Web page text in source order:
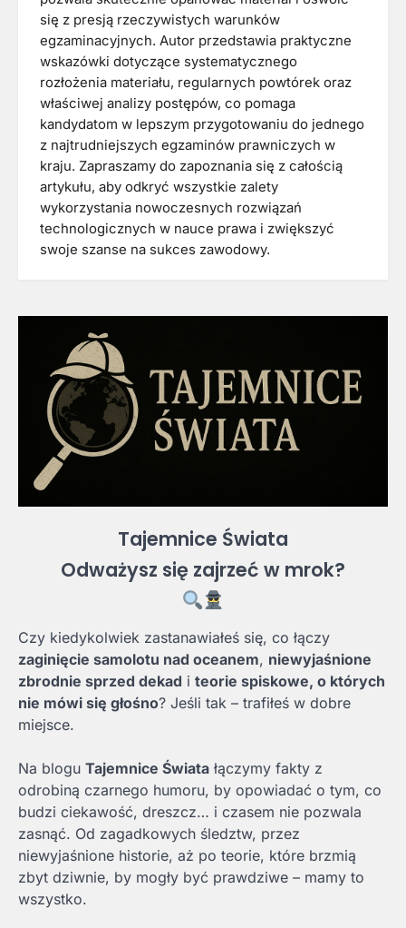
się z presją rzeczywistych warunków
egzaminacyjnych. Autor przedstawia praktyczne
wskazówki dotyczące systematycznego
rozłożenia materiału, regularnych powtórek oraz
właściwej analizy postępów, co pomaga
kandydatom w lepszym przygotowaniu do jednego
z najtrudniejszych egzaminów prawniczych w
kraju. Zapraszamy do zapoznania się z całością
artykułu, aby odkryć wszystkie zalety
wykorzystania nowoczesnych rozwiązań
technologicznych w nauce prawa i zwiększyć
swoje szanse na sukces zawodowy.
Tajemnice Świata
Odważysz się zajrzeć w mrok?
Czy kiedykolwiek zastanawiałeś się, co łączy
zaginięcie samolotu nad oceanem, niewyjaśnione
zbrodnie sprzed dekad i teorie spiskowe, o których
nie mówi się głośno? Jeśli tak – trafiłeś w dobre
miejsce.
Na blogu Tajemnice Świata łączymy fakty z
odrobiną czarnego humoru, by opowiadać o tym, co
budzi ciekawość, dreszcz… i czasem nie pozwala
zasnąć. Od zagadkowych śledztw, przez
niewyjaśnione historie, aż po teorie, które brzmią
zbyt dziwnie, by mogły być prawdziwe – mamy to
wszystko.